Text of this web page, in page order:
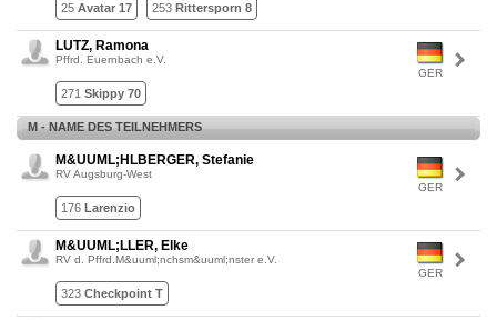
25 Avatar 17 253 Rittersporn 8
GER
LUTZ, Ramona
Pffrd. Euernbach e.V.
271 Skippy 70
M - NAME DES TEILNEHMERS
GER
M&UUML;HLBERGER, Stefanie
RV Augsburg-West
176 Larenzio
GER
M&UUML;LLER, Elke
RV d. Pffrd.M&uuml;nchsm&uuml;nster e.V.
323 Checkpoint T